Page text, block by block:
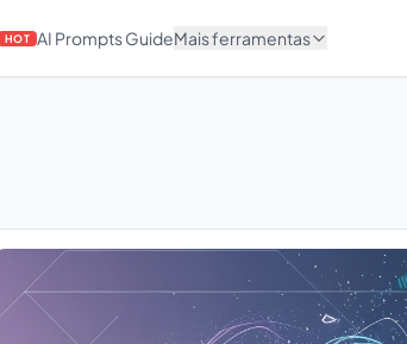
HOT AI Prompts GuideMais ferramentas